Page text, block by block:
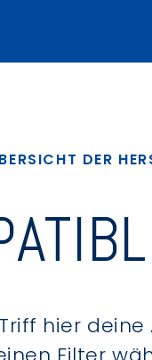
DER
hier